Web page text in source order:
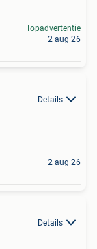
Topadvertentie
2 aug 26
Details
2 aug 26
Details